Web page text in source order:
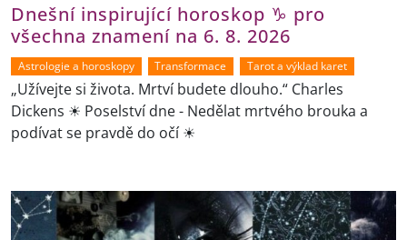
Dnešní inspirující horoskop ♑ pro
všechna znamení na 6. 8. 2026
Astrologie a horoskopy Transformace Tarot a výklad karet
„Užívejte si života. Mrtví budete dlouho.“ Charles
Dickens ☀ Poselství dne - Nedělat mrtvého brouka a
podívat se pravdě do očí ☀